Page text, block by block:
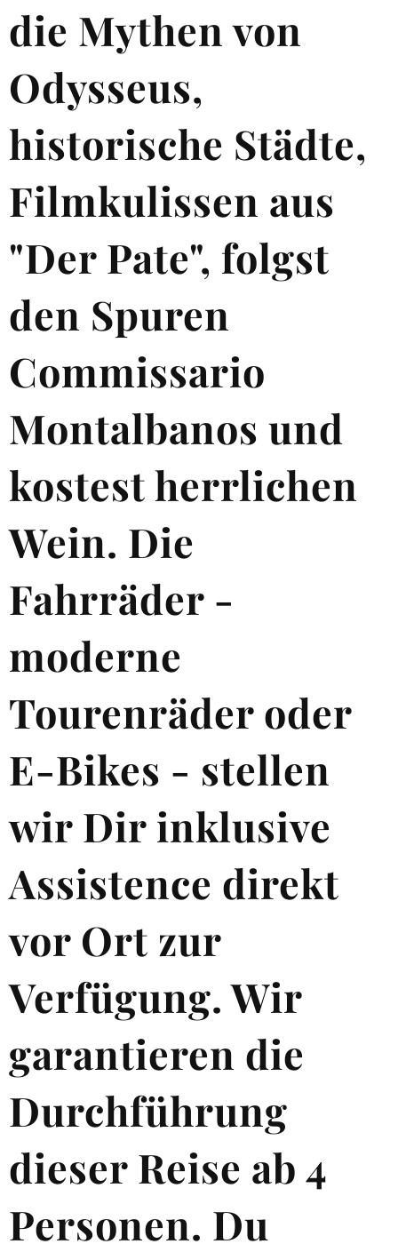
die Mythen von
Odysseus,
historische Städte,
Filmkulissen aus
"Der Pate", folgst
den Spuren
Commissario
Montalbanos und
kostest herrlichen
Wein. Die
Fahrräder -
moderne
Tourenräder oder
E-Bikes - stellen
wir Dir inklusive
Assistence direkt
vor Ort zur
Verfügung.Wir
garantieren die
Durchführung
dieser Reise ab 4
Personen. Du